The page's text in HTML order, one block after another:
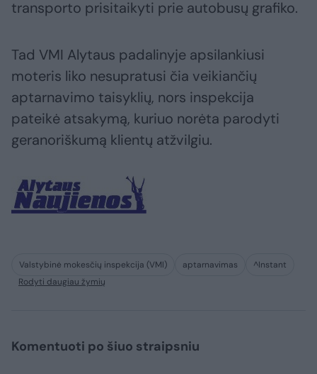
transporto prisitaikyti prie autobusų grafiko.
Tad VMI Alytaus padalinyje apsilankiusi
moteris liko nesupratusi čia veikiančių
aptarnavimo taisyklių, nors inspekcija
pateikė atsakymą, kuriuo norėta parodyti
geranoriškumą klientų atžvilgiu.
Valstybinė mokesčių inspekcija (VMI) aptarnavimas
^Instant
Rodyti daugiau žymių
Komentuoti po šiuo straipsniu